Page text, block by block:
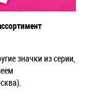
значки из серии,